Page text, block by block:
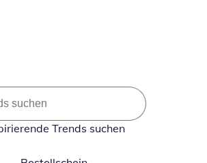
Trends suchen